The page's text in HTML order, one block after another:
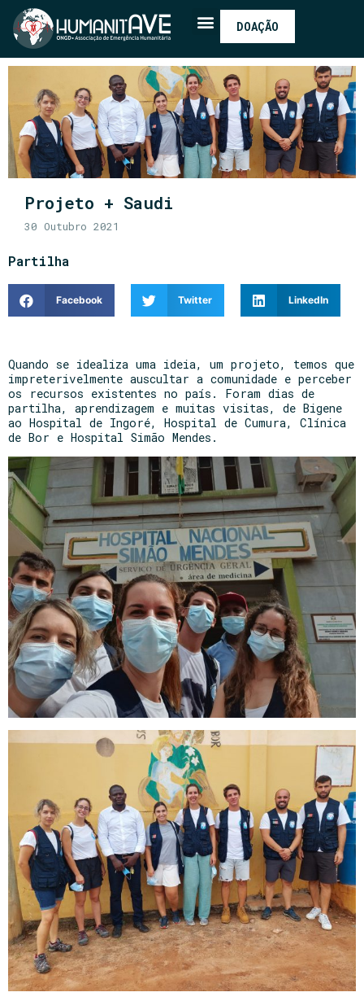
DOAÇÃO
Projeto + Saudi
30 Outubro 2021
Partilha
Facebook Twitter LinkedIn
Quando se idealiza uma ideia, um projeto, temos que
impreterivelmente auscultar a comunidade e perceber
os recursos existentes no país. Foram dias de
partilha, aprendizagem e muitas visitas, de Bigene
ao Hospital de Ingoré, Hospital de Cumura, Clínica
de Bor e Hospital Simão Mendes.